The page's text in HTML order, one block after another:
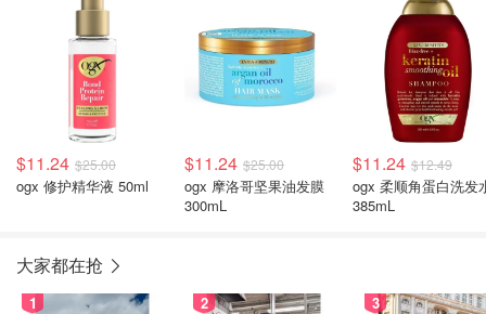
$11.24 $25.00
ogx 修护精华液 50ml
$11.24 $25.00
ogx 摩洛哥坚果油发膜
300mL
$11.24 $12.49
ogx 柔顺角蛋白洗发
385mL
大家都在抢
1 2 3